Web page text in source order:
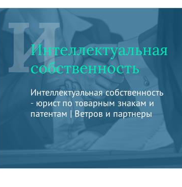
И
Интеллектуальная
собственность
Интеллектуальная собственность
- юрист по товарным знакам и
патентам | Ветров и партнеры